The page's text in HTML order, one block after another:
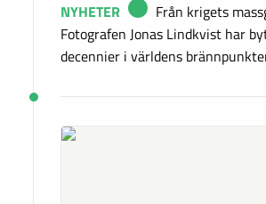
NYHETER
Från krigets
Fotografen Jonas Lindkvist har
decennier i världens